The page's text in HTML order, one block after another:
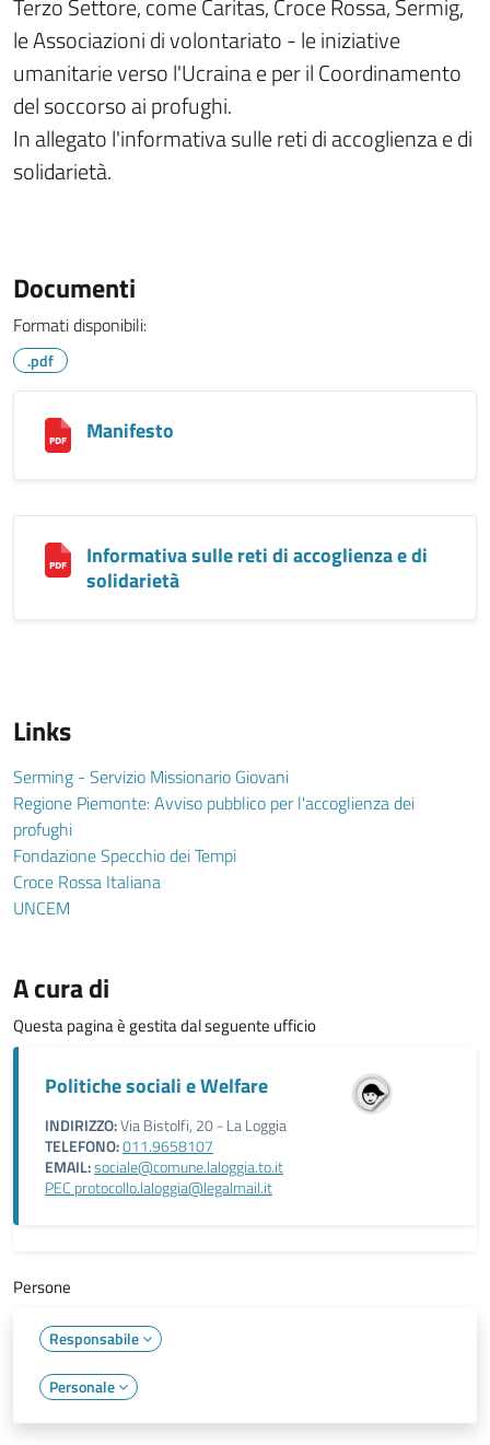
Terzo Settore, come Caritas, Croce Rossa, Sermig,
le Associazioni di volontariato - le iniziative
umanitarie verso l'Ucraina e per il Coordinamento
del soccorso ai profughi.
In allegato l'informativa sulle reti di accoglienza e di
solidarietà.
Documenti
Formati disponibili:
.pdf
Manifesto
Informativa sulle reti di accoglienza e di
solidarietà
Links
Serming - Servizio Missionario Giovani
Regione Piemonte: Avviso pubblico per l'accoglienza dei
profughi
Fondazione Specchio dei Tempi
Croce Rossa Italiana
UNCEM
A cura di
Questa pagina è gestita dal seguente ufficio
Politiche sociali e Welfare
INDIRIZZO:Via Bistolfi, 20 - La Loggia
TELEFONO:011.9658107
EMAIL:sociale@comune.laloggia.to.it
PEC protocollo.laloggia@legalmail.it
Persone
Responsabile
Personale